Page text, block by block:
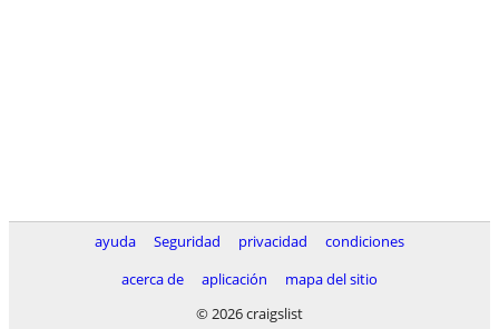
ayuda Seguridad privacidad
condiciones
acerca de
aplicación
mapa del sitio
© 2026 craigslist